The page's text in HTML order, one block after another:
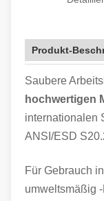
Produkt-
Saubere
hochwertigen
internationalen
ANSI/ESD
Für Gebrauch in
umweltsmäßig